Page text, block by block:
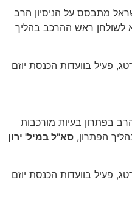
מתבסס על הניסיון הרב
לשולחן ראש ההרכב בהליך
פעיל בוועדות הכנסת יוזם
בפתרון בעיות מורכבות
הפתרון, סא"ל במיל' ירון
פעיל בוועדות הכנסת יוזם